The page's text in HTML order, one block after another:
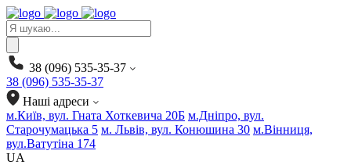
Products
search
38 (096) 535-35-37
38 (096) 535-35-37
Наші адреси
м.Київ, вул. Гната Хоткевича 20Б м.Дніпро, вул.
Старочумацька 5 м. Львів, вул. Конюшина 30 м.Вінниця,
вул.Ватутіна 174
UA